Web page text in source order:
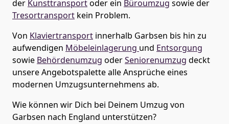
der Kunsttransportoder ein Büroumzug sowie der
Tresortransport kein Problem.
Von Klaviertransport innerhalb Garbsen bis hin zu
aufwendigen Möbeleinlagerung und Entsorgung
sowie Behördenumzug oderSeniorenumzug deckt
unsere Angebotspalette alle Ansprüche eines
modernen Umzugsunternehmens ab.
Wie können wir Dich bei Deinem Umzug von
Garbsen nach England unterstützen?